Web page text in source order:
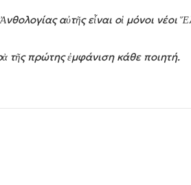
αὐτῆς εἶναι οἱ μόνοι νέοι
τῆς πρώτης ἐμφάνιση κάθε ποιητή.